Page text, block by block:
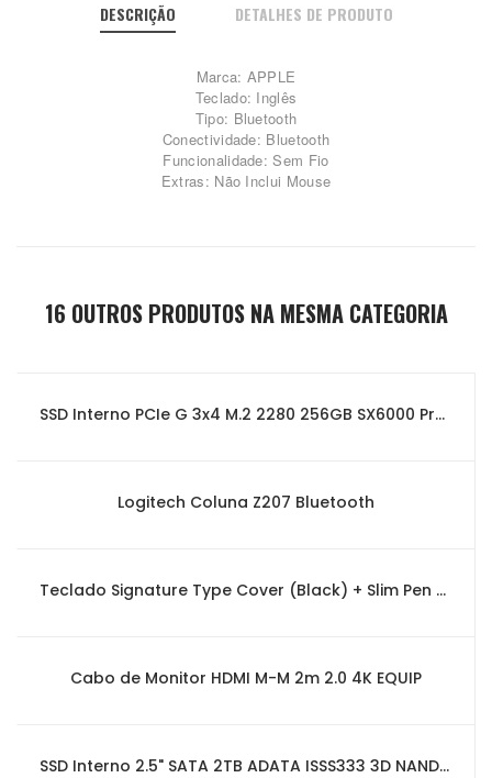
DESCRIÇÃO DETALHES DE PRODUTO
Marca: APPLE
Teclado: Inglês
Tipo: Bluetooth
Conectividade: Bluetooth
Funcionalidade: Sem Fio
Extras: Não Inclui Mouse
16 OUTROS PRODUTOS NA MESMA CATEGORIA
SSD Interno PCIe G 3x4 M.2 2280 256GB SX6000 Pro ADATA
Logitech Coluna Z207 Bluetooth
Teclado Signature Type Cover (Black) + Slim Pen 2 p/ Microsoft Surface Pro 8
Cabo de Monitor HDMI M-M 2m 2.0 4K EQUIP
SSD Interno 2.5" SATA 2TB ADATA ISSS333 3D NAND p/ Servidor